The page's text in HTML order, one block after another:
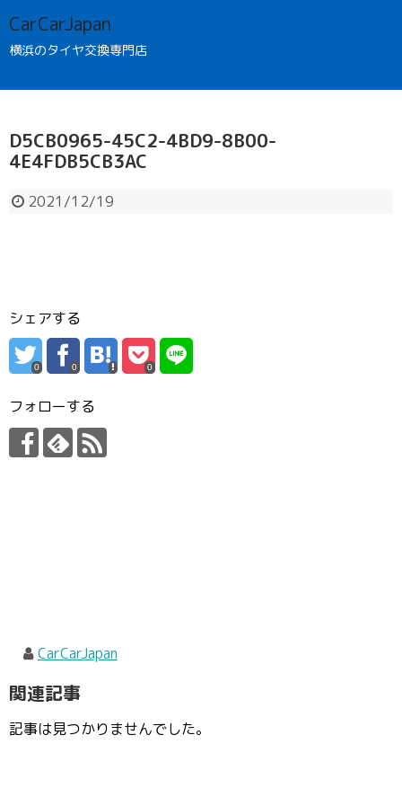
CarCarJapan
横浜のタイヤ交換専門店
D5CB0965-45C2-4BD9-8B00-
4E4FDB5CB3AC
2021/12/19
シェアする
0 0 0
フォローする
CarCarJapan
関連記事
記事は見つかりませんでした。